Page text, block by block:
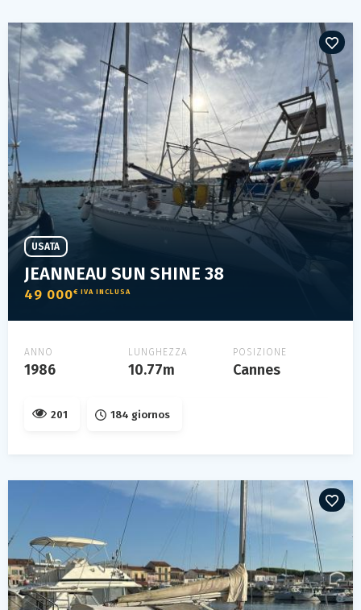
JEANNEAU SUN SHINE 38
49 000€ IVA INCLUSA
USATA
ANNO
1986
LUNGHEZZA
10.77m
POSIZIONE
Cannes
201 184 giornos